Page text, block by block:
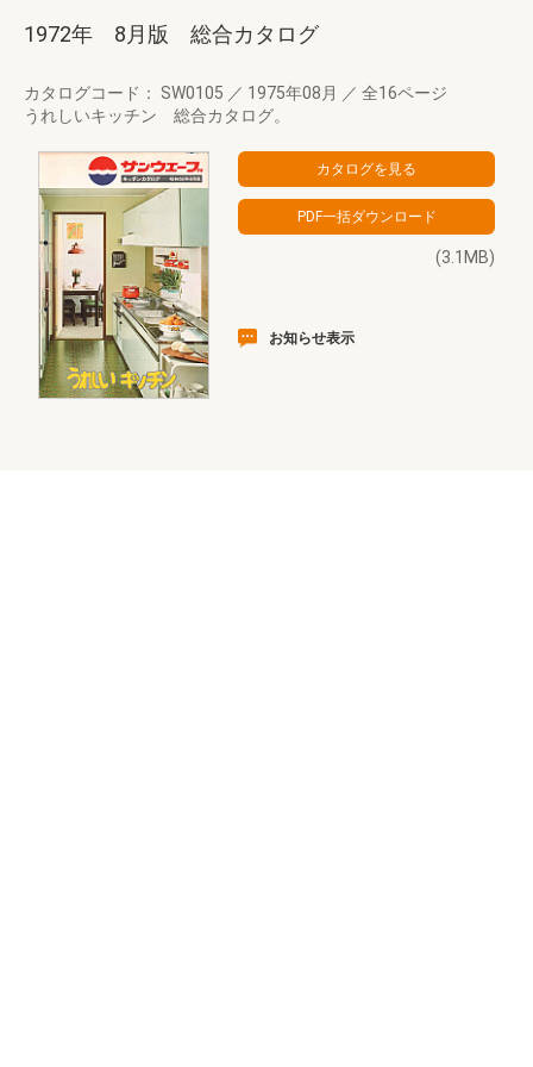
1972年 8月版 総合カタログ
カタログコード： SW0105 ／ 1975年08月 ／ 全16ページ
うれしいキッチン 総合カタログ。
(3.1MB)
お知らせ表示